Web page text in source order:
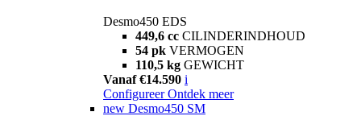
Desmo450 EDS
449,6 cc CILINDERINDHOUD
54 pk VERMOGEN
110,5 kg GEWICHT
Vanaf €14.590 i
Configureer Ontdek meer
new Desmo450 SM